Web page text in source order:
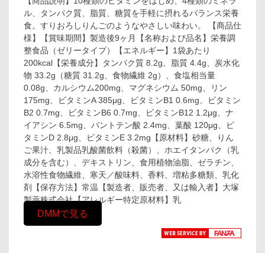
ル、タンパク質、脂質、糖質を手軽に摂れるバランス栄養
食。すりおろしりんごのようなやさしい味わい。 【商品仕
様】【賞味期間】製造後9ヶ月【名称および品名】栄養調
整食品（ゼリータイプ）【エネルギー】1袋あたり
200kcal【栄養成分】タンパク質 8.2g、脂質 4.4g、炭水化
物 33.2g（糖質 31.2g、食物繊維 2g）、食塩相当量
0.08g、カルシウム200mg、マグネシウム 50mg、リン
175mg、ビタミンA 385μg、ビタミンB1 0.6mg、ビタミン
B2 0.7mg、ビタミンB6 0.7mg、ビタミンB12 1.2μg、ナ
イアシン 6.5mg、パントテン酸 2.4mg、葉酸 120μg、ビ
タミンD 2.8μg、ビタミンE 3.2mg【原材料】砂糖、りん
ご果汁、乳製品乳酸菌飲料（殺菌）、ホエイタンパク（乳
成分を含む）、デキストリン、食用植物油脂、ゼラチン、
水溶性食物繊維、寒天／酸味料、香料、増粘多糖類、乳化
剤【保存方法】常温【製造者、販売者、又は輸入者】大塚
製薬株式会社【アレルギー特定原材料】乳
DMMで見る